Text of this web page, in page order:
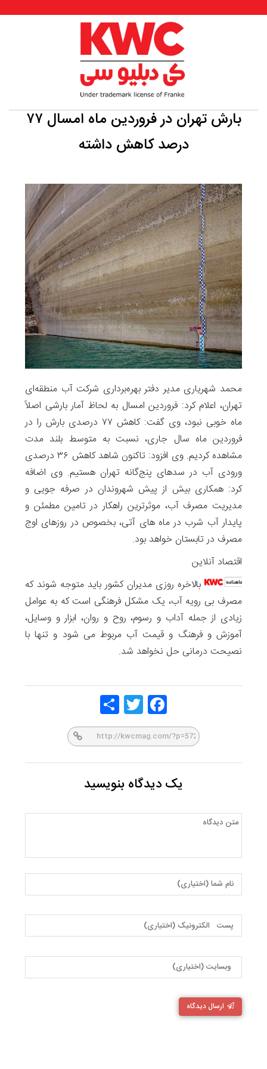
بارش تهران در فروردین ماه امسال ۷۷
درصد کاهش داشته
محمد شهریاری مدیر دفتر بهره‌برداری شرکت آب منطقه‌ای
تهران، اعلام کرد: فروردین امسال به لحاظ آمار بارشی اصلاً
ماه خوبی نبود، وی گفت: کاهش ۷۷ درصدی بارش را در
فروردین ماه سال جاری، نسبت به متوسط بلند مدت
مشاهده کردیم. وی افزود: تاکنون شاهد کاهش ۳۶ درصدی
ورودی آب در سدهای پنج‌گانه تهران هستیم. وی اضافه
کرد: همکاری بیش از پیش شهروندان در صرفه جویی و
مدیریت مصرف آب، موثرترین راهکار در تامین مطمئن و
پایدار آب شرب در ماه های آتی، بخصوص در روزهای اوج
مصرف در تابستان خواهد بود.
اقتصاد آنلاین
بالاخره روزی مدیران کشور باید متوجه شوند که
مصرف بی رویه آب، یک مشکل فرهنگی است که به عوامل
زیادی از جمله آداب و رسوم، روح و روان، ابزار و وسایل،
آموزش و فرهنگ و قیمت آب مربوط می شود و تنها با
نصیحت درمانی حل نخواهد شد.
Face
Twitt
یک دیدگاه بنویسید
ارسال دیدگاه